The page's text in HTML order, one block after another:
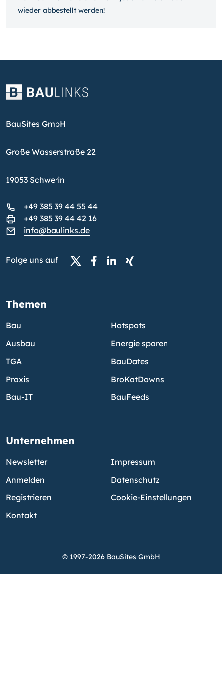
wieder ab­bestellt werden!
BauSites GmbH
Große Wasserstraße 22
19053 Schwerin
+49 385 39 44 55 44
+49 385 39 44 42 16
info@baulinks.de
Folge uns auf
Themen
Bau
Ausbau
TGA
Praxis
Bau-IT
Hotspots
Energie sparen
BauDates
BroKatDowns
BauFeeds
Unternehmen
Newsletter
Anmelden
Registrieren
Kontakt
Impressum
Datenschutz
Cookie-Einstellungen
© 1997-2026 BauSites GmbH